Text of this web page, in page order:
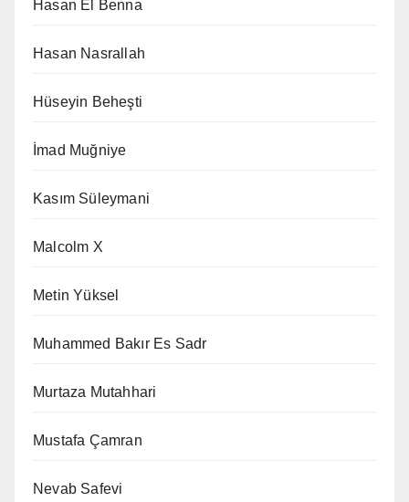
Hasan El Benna
Hasan Nasrallah
Hüseyin Beheşti
İmad Muğniye
Kasım Süleymani
Malcolm X
Metin Yüksel
Muhammed Bakır Es Sadr
Murtaza Mutahhari
Mustafa Çamran
Nevab Safevi